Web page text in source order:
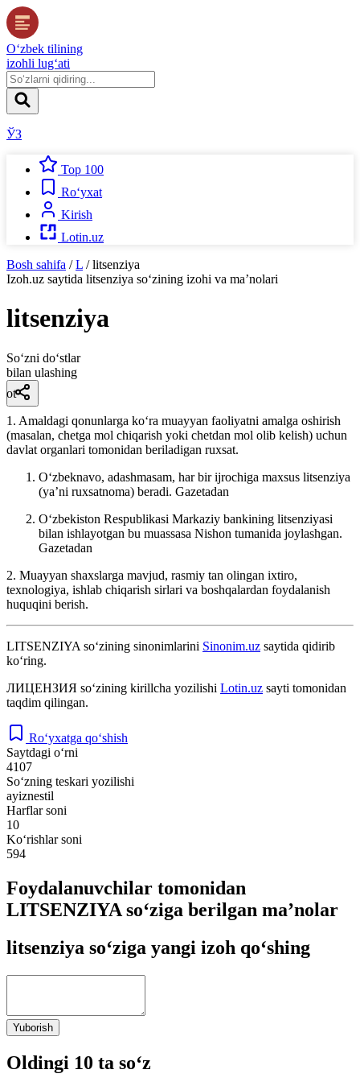
O‘zbek tilining
izohli lug‘ati
ЎЗ
Top 100
Ro‘yxat
Kirish
Lotin.uz
Bosh sahifa / L / litsenziya
Izoh.uz saytida litsenziya so‘zining izohi va ma’nolari
litsenziya
So‘zni do‘stlar
bilan ulashing
ot
1. Amaldagi qonunlarga koʻra muayyan faoliyatni amalga oshirish
(masalan, chetga mol chiqarish yoki chetdan mol olib kelish) uchun
davlat organlari tomonidan beriladigan ruxsat.
Oʻzbeknavo, adashmasam, har bir ijrochiga maxsus litsenziya
(yaʼni ruxsatnoma) beradi. Gazetadan
Oʻzbekiston Respublikasi Markaziy bankining litsenziyasi
bilan ishlayotgan bu muassasa Nishon tumanida joylashgan.
Gazetadan
2. Muayyan shaxslarga mavjud, rasmiy tan olingan ixtiro,
texnologiya, ishlab chiqarish sirlari va boshqalardan foydalanish
huquqini berish.
LITSENZIYA so‘zining sinonimlarini Sinonim.uz saytida qidirib
ko‘ring.
ЛИЦЕНЗИЯ so‘zining kirillcha yozilishi Lotin.uz sayti tomonidan
taqdim qilingan.
Ro‘yxatga qo‘shish
Saytdagi o‘rni
4107
So‘zning teskari yozilishi
ayiznestil
Harflar soni
10
Ko‘rishlar soni
594
Foydalanuvchilar tomonidan
LITSENZIYA so‘ziga berilgan ma’nolar
litsenziya so‘ziga yangi izoh qo‘shing
Yuborish
Oldingi 10 ta so‘z